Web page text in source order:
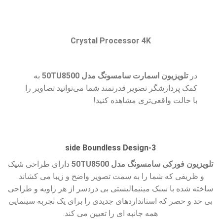
Crystal Processor 4K
درتلویزیون اسمارت سامسونگ مدل 50TU8500
به
کمک پردازشگر تصویر قدرتمند شما می‌توانید تصاویر را
با حالت واقعی‌تری مشاهده کنید!
3-side Boundless Design
تلویزیون فورکی سامسونگ مدل 50TU8500
دارای طراحی شیک
و ظریفی که شما را به سمت تصویر واضح و زیبا می کشاند.
ساخته شده با سبک مینیمالیستی بی دردسر از هر زاویه و طراحی
بی حد و حصر که استانداردهای جدیدی را برای یک تجربه سینمایی
همه جانبه ای را تعیین می کند.